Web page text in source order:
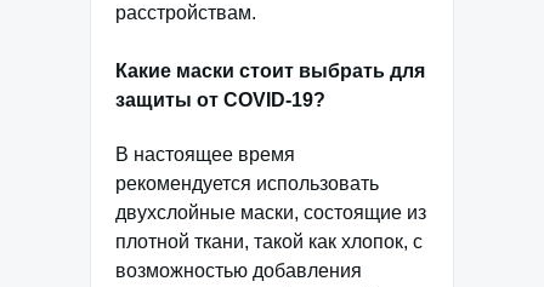
расстройствам.
Какие маски стоит выбрать для
защиты от COVID-19?
В настоящее время
рекомендуется использовать
двухслойные маски, состоящие из
плотной ткани, такой как хлопок, с
возможностью добавления